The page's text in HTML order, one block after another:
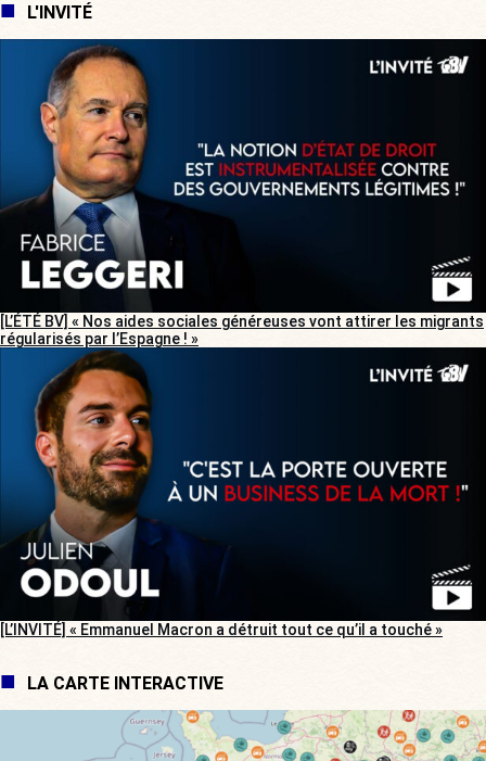
L'INVITÉ
[L’ÉTÉ BV] « Nos aides sociales généreuses vont attirer les migrants
régularisés par l’Espagne ! »
[L’INVITÉ] « Emmanuel Macron a détruit tout ce qu’il a touché »
LA CARTE INTERACTIVE